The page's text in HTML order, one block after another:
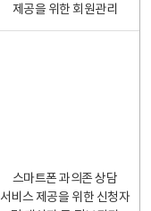
제공을 위한 회원관리
스마트폰 과의존 상담
서비스 제공을 위한 신청자